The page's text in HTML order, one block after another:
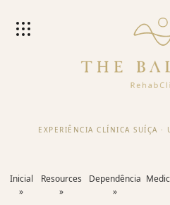
EXPERIÊNCIA CLÍNICA SUÍÇA ·
Inicial Resources Dependência